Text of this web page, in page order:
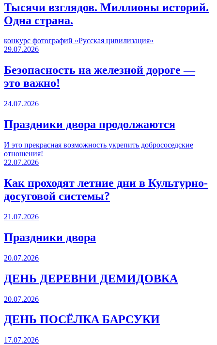
Тысячи взглядов. Миллионы историй.
Одна страна.
конкурс фотографий «Русская цивилизация»
29.07.2026
Безопасность на железной дороге —
это важно!
24.07.2026
Праздники двора продолжаются
И это прекрасная возможность укрепить добрососедские
отношения!
22.07.2026
Как проходят летние дни в Культурно-
досуговой системы?
21.07.2026
Праздники двора
20.07.2026
ДЕНЬ ДЕРЕВНИ ДЕМИДОВКА
20.07.2026
ДЕНЬ ПОСЁЛКА БАРСУКИ
17.07.2026